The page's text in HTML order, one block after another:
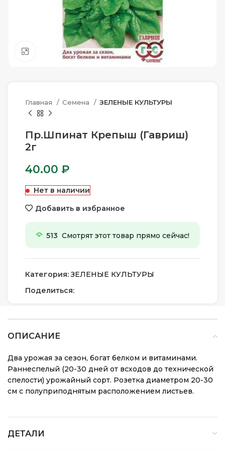
Нажмите, чтобы увеличить
Главная Семена ЗЕЛЕНЫЕ КУЛЬТУРЫ
Пр.Шпинат Крепыш (Гавриш)
2г
40.00 ₽
Нет в наличии
Добавить в избранное
513 Смотрят этот товар прямо сейчас!
Категория: ЗЕЛЕНЫЕ КУЛЬТУРЫ
Поделиться:
ОПИСАНИЕ
Два урожая за сезон, богат белком и витаминами.
Раннеспелый (20-30 дней от всходов до технической
спелости) урожайный сорт. Розетка диаметром 20-30
см с полуприподнятым расположением листьев.
ДЕТАЛИ